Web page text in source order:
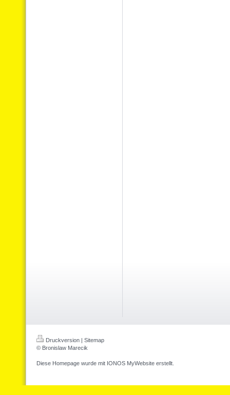
Druckversion | Sitemap
© Bronislaw Marecik
Diese Homepage wurde mit IONOS MyWebsite erstellt.